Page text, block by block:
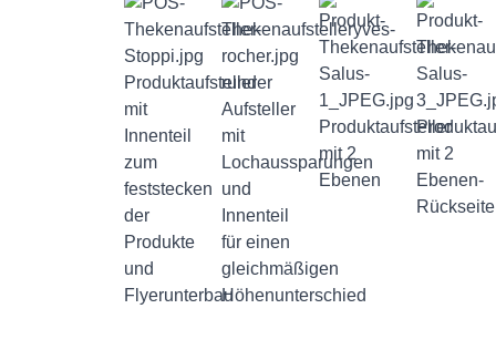
Produktaufsteller
mit
Innenteil
zum
feststecken
der
Produkte
und
Flyerunterbau
runder
Aufsteller
mit
Lochaussparungen
und
Innenteil
für einen
gleichmäßigen
Höhenunterschied
Produktaufsteller
mit 2
Ebenen
mit 2
Ebenen-
Rückseite